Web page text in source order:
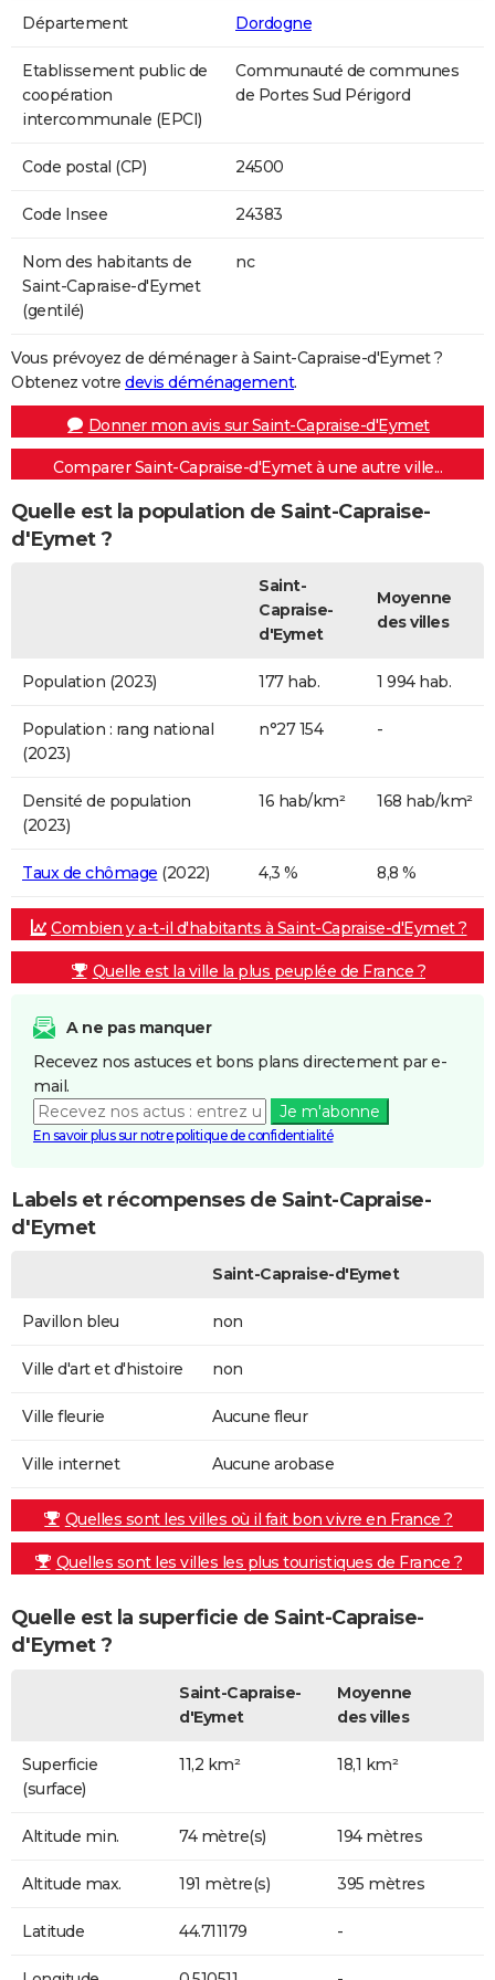
Département Dordogne
Etablissement public de
coopération
intercommunale (EPCI)
Communauté de communes
de Portes Sud Périgord
Code postal (CP) 24500
Code Insee 24383
Nom des habitants de
Saint-Capraise-d'Eymet
(gentilé)
nc
Vous prévoyez de déménager à Saint-Capraise-d'Eymet ?
Obtenez votre devis déménagement.
Donner mon avis sur Saint-Capraise-d'Eymet
Comparer Saint-Capraise-d'Eymet à une autre ville...
Quelle est la population de Saint-Capraise-
d'Eymet ?
Saint-
Capraise-
d'Eymet
Moyenne
des villes
Population (2023) 177 hab. 1 994 hab.
Population : rang national
(2023)
n°27 154 -
Densité de population
(2023)
16 hab/km² 168 hab/km²
Taux de chômage (2022) 4,3 % 8,8 %
Combien y a-t-il d'habitants à Saint-Capraise-d'Eymet ?
Quelle est la ville la plus peuplée de France ?
A ne pas manquer
Recevez nos astuces et bons plans directement par e-
mail.
Je m'abonne
En savoir plus sur notre politique de confidentialité
Labels et récompenses de Saint-Capraise-
d'Eymet
Saint-Capraise-d'Eymet
Pavillon bleu non
Ville d'art et d'histoire non
Ville fleurie Aucune fleur
Ville internet Aucune arobase
Quelles sont les villes où il fait bon vivre en France ?
Quelles sont les villes les plus touristiques de France ?
Quelle est la superficie de Saint-Capraise-
d'Eymet ?
Saint-Capraise-
d'Eymet
Moyenne
des villes
Superficie
(surface)
11,2 km² 18,1 km²
Altitude min. 74 mètre(s) 194 mètres
Altitude max. 191 mètre(s) 395 mètres
Latitude 44.711179 -